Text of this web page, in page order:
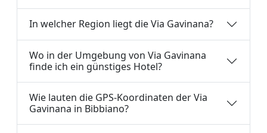
In welcher Region liegt die Via Gavinana?
Wo in der Umgebung von Via Gavinana
finde ich ein günstiges Hotel?
Wie lauten die GPS-Koordinaten der Via
Gavinana in Bibbiano?